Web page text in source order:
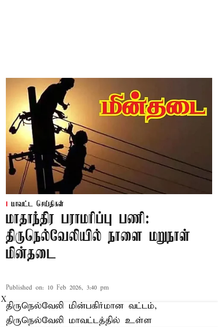
மாவட்ட செய்திகள்
மாதாந்திர பராமரிப்பு பணி:
திருநெல்வேலியில் நாளை மறுநாள்
மின்தடை
Published on: 10 Feb 2026, 3:40 pm
திருநெல்வேலி மின்பகிர்மான வட்டம்,
திருநெல்வேலி மாவட்டத்தில் உள்ள
X